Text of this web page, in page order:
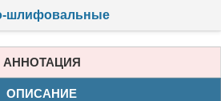
шлифовальные
АННОТАЦИЯ
ОПИСАНИЕ